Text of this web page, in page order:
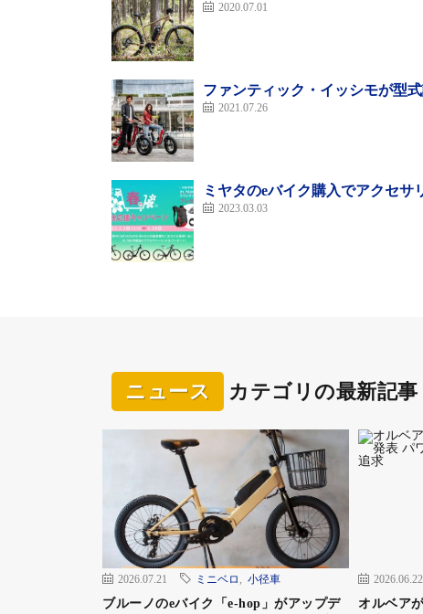
東海地方の方言で自転車を意味する「ケッタ
ンテンバイク）と一緒にそのままサイクルト
自転車は持ち込めないため、eバイクで利用す
2020.07.01
ファンティック・イッシモが型
2021.07.26
ミヤタのeバイク購入でアクセサ
2023.03.03
ニュース カテゴリの最新記事
2026.07.21 ミニベロ 小径車
ブルーノのeバイク「e-hop」がアップデ
2026.06.22
オルベア